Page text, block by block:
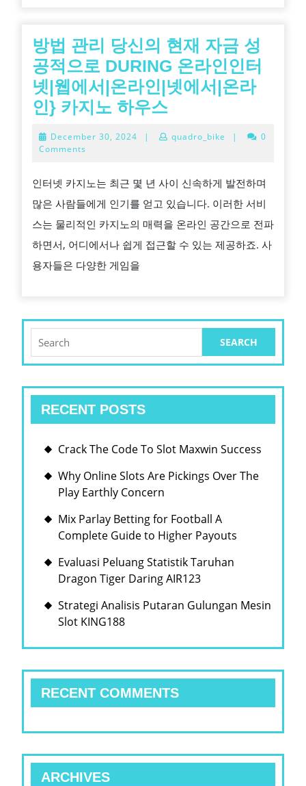
방법 관리 당신의 현재 자금 성
공적으로 DURING 온라인인터
넷|웹에서|온라인|넷에서|온라
인} 카지노 하우스방
관
당
신
의
현
성
공
으
온
라
인
터
넷|
웹
에
인|
넷
온
December 30, 2024 December
| quadro_bike |
0
Comments
인터넷 카지노는 최근 몇 년 사이 신속하게 발전하며
많은 사람들에게 인기를 얻고 있습니다. 이러한 서비
스는 물리적인 카지노의 매력을 온라인 공간으로 전파
하면서, 어디에서나 쉽게 접근할 수 있는 제공하죠. 사
용자들은 다양한 게임을
for:
RECENT POSTS
Crack The Code To Slot Maxwin Success
Why Online Slots Are Pickings Over The
Play Earthly Concern
Mix Parlay Betting for Football A
Complete Guide to Higher Payouts
Evaluasi Peluang Statistik Taruhan
Dragon Tiger Daring AIR123
Strategi Analisis Putaran Gulungan Mesin
Slot KING188
RECENT COMMENTS
ARCHIVES